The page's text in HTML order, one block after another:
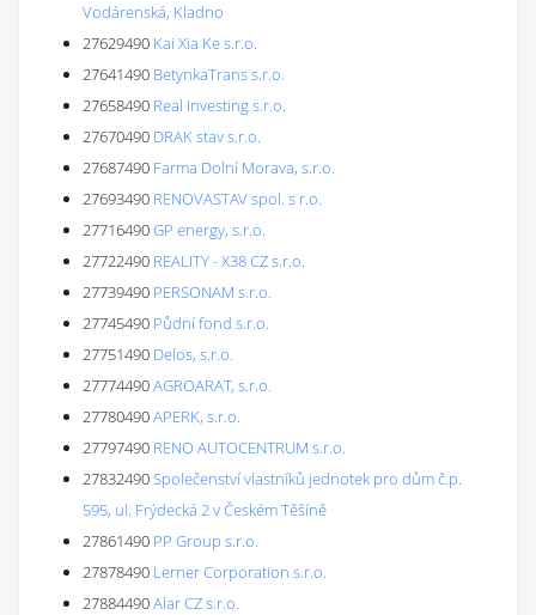
Vodárenská, Kladno
27629490 Kai Xia Ke s.r.o.
27641490 BetynkaTrans s.r.o.
27658490 Real Investing s.r.o.
27670490 DRAK stav s.r.o.
27687490 Farma Dolní Morava, s.r.o.
27693490 RENOVASTAV spol. s r.o.
27716490GP energy, s.r.o.
27722490 REALITY - X38 CZ s.r.o.
27739490 PERSONAM s.r.o.
27745490 Půdní fond s.r.o.
27751490 Delos, s.r.o.
27774490AGROARAT, s.r.o.
27780490APERK, s.r.o.
27797490 RENO AUTOCENTRUM s.r.o.
27832490Společenství vlastníků jednotek pro dům č.p.
595, ul. Frýdecká 2 v Českém Těšíně
27861490 PP Group s.r.o.
27878490 Lerner Corporation s.r.o.
27884490Alar CZ s.r.o.